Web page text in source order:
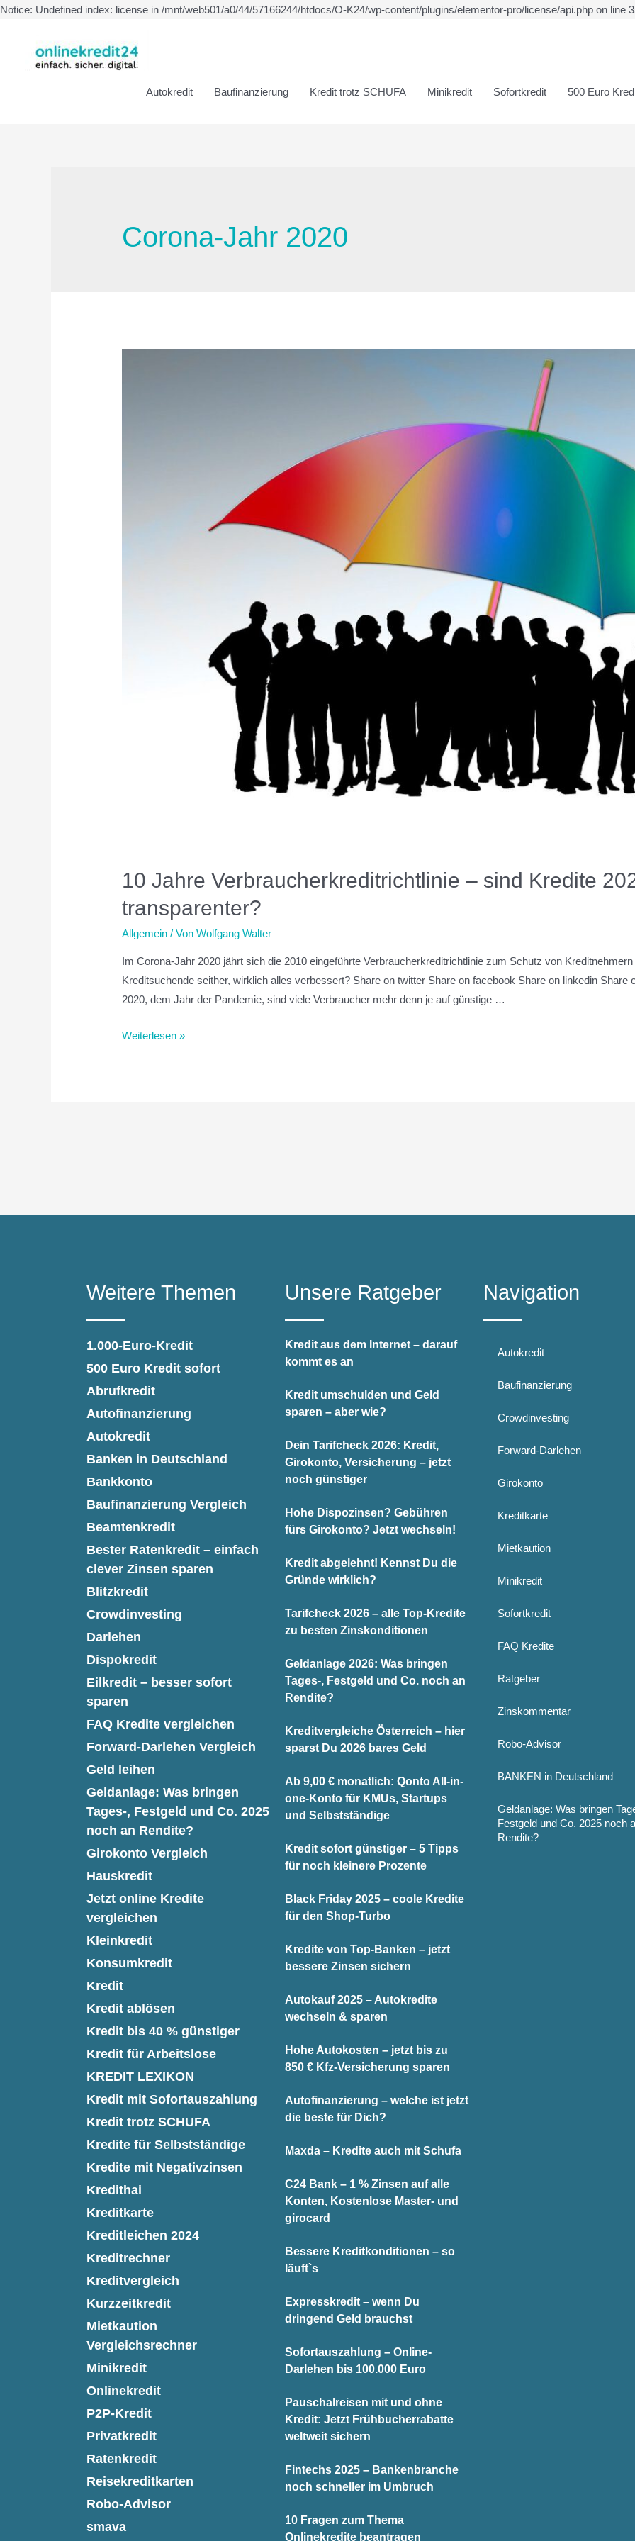
Notice: Undefined index: license in /mnt/web501/a0/44/57166244/htdocs/O-K24/wp-content/plugins/elementor-pro/license/api.php on line
Autokredit Baufinanzierung Kredit trotz SCHUFA Minikredit Sofortkredit 500 Euro
Corona-Jahr 2020
10 Jahre Verbraucherkreditrichtlinie – sind Kredite
transparenter?
Allgemein / VonWolfgang Walter
Im Corona-Jahr 2020 jährt sich die 2010 eingeführte Verbraucherkreditrichtlinie zum Schutz von
Kreditsuchende seither, wirklich alles verbessert? Share on twitter Share on facebook Share on linkedin Share
2020, dem Jahr der Pandemie, sind viele Verbraucher mehr denn je auf günstige …
Weiterlesen »
Weitere Themen
1.000-Euro-Kredit
500 Euro Kredit sofort
Abrufkredit
Autofinanzierung
Autokredit
Banken in Deutschland
Bankkonto
Baufinanzierung Vergleich
Beamtenkredit
Bester Ratenkredit – einfach
clever Zinsen sparen
Blitzkredit
Crowdinvesting
Darlehen
Dispokredit
Eilkredit – besser sofort
sparen
FAQ Kredite vergleichen
Forward-Darlehen Vergleich
Geld leihen
Geldanlage: Was bringen
Tages-, Festgeld und Co. 2025
noch an Rendite?
Girokonto Vergleich
Hauskredit
Jetzt online Kredite
vergleichen
Kleinkredit
Konsumkredit
Kredit
Kredit ablösen
Kredit bis 40 % günstiger
Kredit für Arbeitslose
KREDIT LEXIKON
Kredit mit Sofortauszahlung
Kredit trotz SCHUFA
Kredite für Selbstständige
Kredite mit Negativzinsen
Kredithai
Kreditkarte
Kreditleichen 2024
Kreditrechner
Kreditvergleich
Kurzzeitkredit
Mietkaution
Vergleichsrechner
Minikredit
Onlinekredit
P2P-Kredit
Privatkredit
Ratenkredit
Reisekreditkarten
Robo-Advisor
smava
Unsere Ratgeber
Kredit aus dem Internet – darauf
kommt es an
Kredit umschulden und Geld
sparen – aber wie?
Dein Tarifcheck 2026: Kredit,
Girokonto, Versicherung – jetzt
noch günstiger
Hohe Dispozinsen? Gebühren
fürs Girokonto? Jetzt wechseln!
Kredit abgelehnt! Kennst Du die
Gründe wirklich?
Tarifcheck 2026 – alle Top-Kredite
zu besten Zinskonditionen
Geldanlage 2026: Was bringen
Tages-, Festgeld und Co. noch an
Rendite?
Kreditvergleiche Österreich – hier
sparst Du 2026 bares Geld
Ab 9,00 € monatlich: Qonto All-in-
one-Konto für KMUs, Startups
und Selbstständige
Kredit sofort günstiger – 5 Tipps
für noch kleinere Prozente
Black Friday 2025 – coole Kredite
für den Shop-Turbo
Kredite von Top-Banken – jetzt
bessere Zinsen sichern
Autokauf 2025 – Autokredite
wechseln & sparen
Hohe Autokosten – jetzt bis zu
850 € Kfz-Versicherung sparen
Autofinanzierung – welche ist jetzt
die beste für Dich?
Maxda – Kredite auch mit Schufa
C24 Bank – 1 % Zinsen auf alle
Konten, Kostenlose Master- und
girocard
Bessere Kreditkonditionen – so
läuft`s
Expresskredit – wenn Du
dringend Geld brauchst
Sofortauszahlung – Online-
Darlehen bis 100.000 Euro
Pauschalreisen mit und ohne
Kredit: Jetzt Frühbucherrabatte
weltweit sichern
Fintechs 2025 – Bankenbranche
noch schneller im Umbruch
10 Fragen zum Thema
Onlinekredite beantragen
Navigation
Autokredit
Baufinanzierung
Crowdinvesting
Forward-Darlehen
Girokonto
Kreditkarte
Mietkaution
Minikredit
Sofortkredit
FAQ Kredite
Ratgeber
Zinskommentar
Robo-Advisor
BANKEN in Deutschland
Geldanlage: Was bringen
Festgeld und Co. 2025 noch
Rendite?